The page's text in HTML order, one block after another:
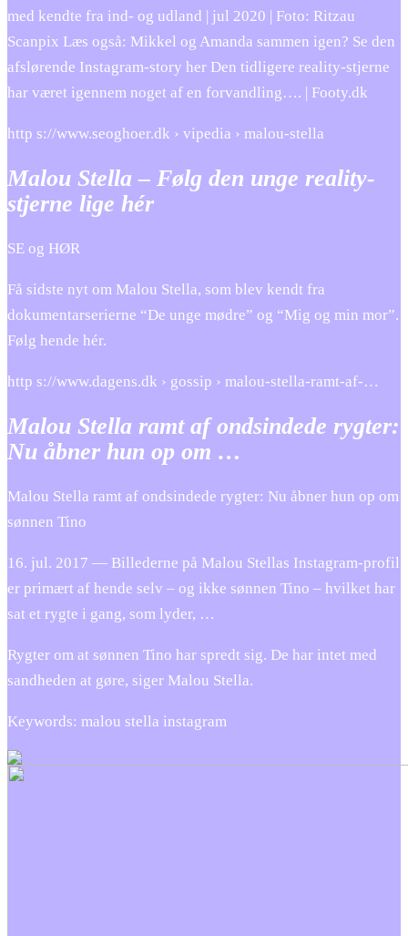
med kendte fra ind- og udland | jul 2020 | Foto: Ritzau
Scanpix Læs også: Mikkel og Amanda sammen igen? Se den
afslørende Instagram-story her Den tidligere reality-stjerne
har været igennem noget af en forvandling…. | Footy.dk
http s://www.seoghoer.dk › vipedia › malou-stella
Malou Stella – Følg den unge reality-
stjerne lige hér
SE og HØR
Få sidste nyt om Malou Stella, som blev kendt fra
dokumentarserierne “De unge mødre” og “Mig og min mor”.
Følg hende hér.
http s://www.dagens.dk › gossip › malou-stella-ramt-af-…
Malou Stella ramt af ondsindede rygter:
Nu åbner hun op om …
Malou Stella ramt af ondsindede rygter: Nu åbner hun op om
sønnen Tino
16. jul. 2017 — Billederne på Malou Stellas Instagram-profil
er primært af hende selv – og ikke sønnen Tino – hvilket har
sat et rygte i gang, som lyder, …
Rygter om at sønnen Tino har spredt sig. De har intet med
sandheden at gøre, siger Malou Stella.
Keywords: malou stella instagram